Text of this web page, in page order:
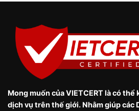
Mong muốn của VIETCERT là có
dịch vụ trên thế giới. Nhằm giúp các